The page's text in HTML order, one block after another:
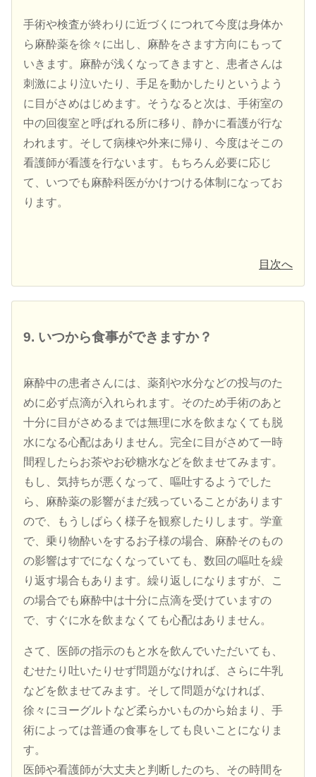
手術や検査が終わりに近づくにつれて今度は身体か
ら麻酔薬を徐々に出し、麻酔をさます方向にもって
いきます。麻酔が浅くなってきますと、患者さんは
刺激により泣いたり、手足を動かしたりというよう
に目がさめはじめます。そうなると次は、手術室の
中の回復室と呼ばれる所に移り、静かに看護が行な
われます。そして病棟や外来に帰り、今度はそこの
看護師が看護を行ないます。もちろん必要に応じ
て、いつでも麻酔科医がかけつける体制になってお
ります。
目次へ
9. いつから食事ができますか？
麻酔中の患者さんには、薬剤や水分などの投与のた
めに必ず点滴が入れられます。そのため手術のあと
十分に目がさめるまでは無理に水を飲まなくても脱
水になる心配はありません。完全に目がさめて一時
間程したらお茶やお砂糖水などを飲ませてみます。
もし、気持ちが悪くなって、嘔吐するようでした
ら、麻酔薬の影響がまだ残っていることがあります
ので、もうしばらく様子を観察したりします。学童
で、乗り物酔いをするお子様の場合、麻酔そのもの
の影響はすでになくなっていても、数回の嘔吐を繰
り返す場合もあります。繰り返しになりますが、こ
の場合でも麻酔中は十分に点滴を受けていますの
で、すぐに水を飲まなくても心配はありません。
さて、医師の指示のもと水を飲んでいただいても、
むせたり吐いたりせず問題がなければ、さらに牛乳
などを飲ませてみます。そして問題がなければ、
徐々にヨーグルトなど柔らかいものから始まり、手
術によっては普通の食事をしても良いことになりま
す。
医師や看護師が大丈夫と判断したのち、その時間を